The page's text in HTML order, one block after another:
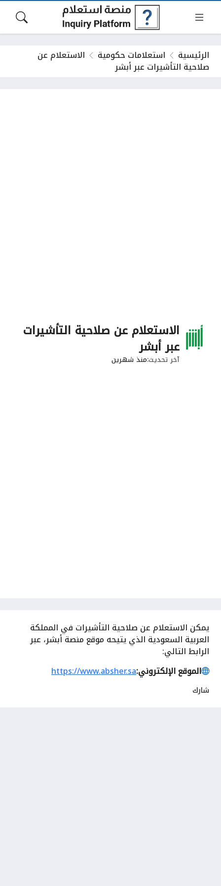
الرئيسية استعلامات حكومية الاستعلام عن
صلاحية التأشيرات عبر أبشر
الاستعلام عن صلاحية التأشيرات
عبر أبشر
آخر تحديثمنذ شهرين
يمكن الاستعلام عن صلاحية التأشيرات في المملكة
العربية السعودية الذي يتيحه موقع منصة أبشر، عبر
الرابط التالي:
الموقع الإلكتروني:https://www.absher.sa
شارك